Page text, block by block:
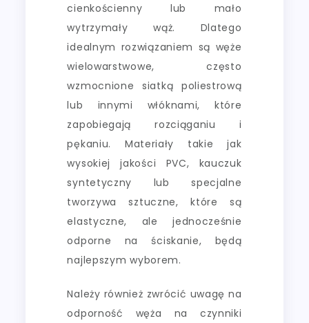
cienkościenny lub mało
wytrzymały wąż. Dlatego
idealnym rozwiązaniem są węże
wielowarstwowe, często
wzmocnione siatką poliestrową
lub innymi włóknami, które
zapobiegają rozciąganiu i
pękaniu. Materiały takie jak
wysokiej jakości PVC, kauczuk
syntetyczny lub specjalne
tworzywa sztuczne, które są
elastyczne, ale jednocześnie
odporne na ściskanie, będą
najlepszym wyborem.
Należy również zwrócić uwagę na
odporność węża na czynniki